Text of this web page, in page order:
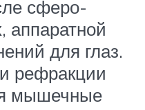
сферо-
аппаратной
для глаз.
рефракции
мышечные